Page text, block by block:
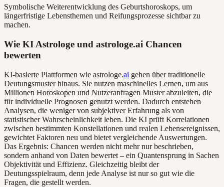
Symbolische Weiterentwicklung des Geburtshoroskops, um
längerfristige Lebensthemen und Reifungsprozesse sichtbar zu
machen.
Wie KI Astrologe und astrologe.ai Chancen
bewerten
KI-basierte Plattformen wie astrologe.ai gehen über traditionelle
Deutungsmuster hinaus. Sie nutzen maschinelles Lernen, um aus
Millionen Horoskopen und Nutzeranfragen Muster abzuleiten, die
für individuelle Prognosen genutzt werden. Dadurch entstehen
Analysen, die weniger von subjektiver Erfahrung als von
statistischer Wahrscheinlichkeit leben. Die KI prüft Korrelationen
zwischen bestimmten Konstellationen und realen Lebensereignissen,
gewichtet Faktoren neu und bietet vergleichende Auswertungen.
Das Ergebnis: Chancen werden nicht mehr nur beschrieben,
sondern anhand von Daten bewertet – ein Quantensprung in Sachen
Objektivität und Effizienz. Gleichzeitig bleibt der
Deutungsspielraum, denn jede Analyse ist nur so gut wie die
Fragen, die gestellt werden.